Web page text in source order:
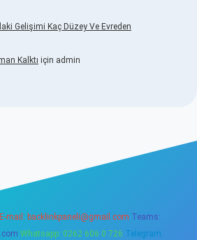
Gelişimi Kaç Düzey Ve Evreden
Kalktı için admin
E-mail: backlinkpaneli@gmail.com Teams:
Whatsapp: 0262 606 0 726 Telegram: